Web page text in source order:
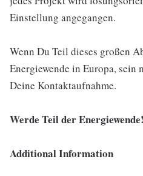
Einstellung angegangen.
Wenn Du Teil dieses großen
Energiewende in Europa, sein
Deine Kontaktaufnahme.
Werde Teil der Energiewende!
Additional Information